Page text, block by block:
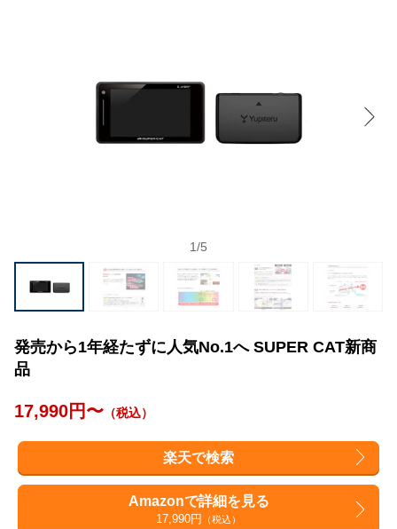
1/5
発売から1年経たずに人気No.1へ SUPER CAT新商
品
17,990円〜 （税込）
楽天で検索
Amazonで詳細を見る
17,990円 （税込）